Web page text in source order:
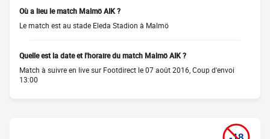
Où a lieu le match Malmö AIK ?
Le match est au stade Eleda Stadion à Malmö
Quelle est la date et l'horaire du match Malmö AIK ?
Match à suivre en live sur Footdirect le 07 août 2016, Coup d'envoi
13:00